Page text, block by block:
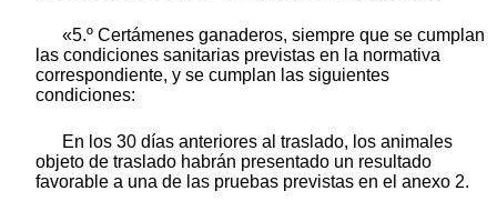
«5.º Certámenes ganaderos, siempre que se cumplan
las condiciones sanitarias previstas en la normativa
correspondiente, y se cumplan las siguientes
condiciones:
En los 30 días anteriores al traslado, los animales
objeto de traslado habrán presentado un resultado
favorable a una de las pruebas previstas en el anexo 2.